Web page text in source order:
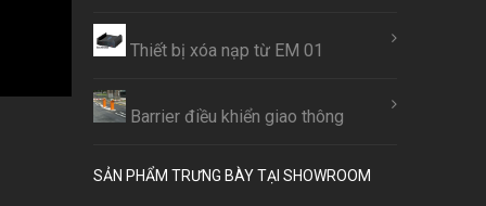
Thiết bị xóa nạp từ EM 01
Barrier điều khiển giao thông
SẢN PHẨM TRƯNG BÀY TẠI SHOWROOM